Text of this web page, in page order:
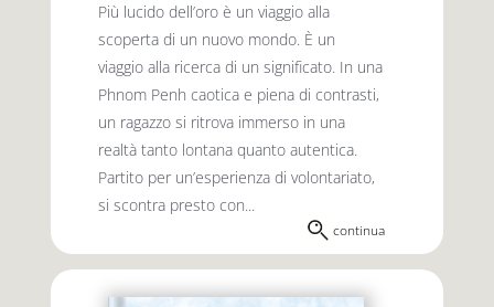
Più lucido dell’oro è un viaggio alla
scoperta di un nuovo mondo. È un
viaggio alla ricerca di un significato. In una
Phnom Penh caotica e piena di contrasti,
un ragazzo si ritrova immerso in una
realtà tanto lontana quanto autentica.
Partito per un’esperienza di volontariato,
si scontra presto con...
continua